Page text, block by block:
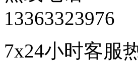
13363323976
7x24小时客服